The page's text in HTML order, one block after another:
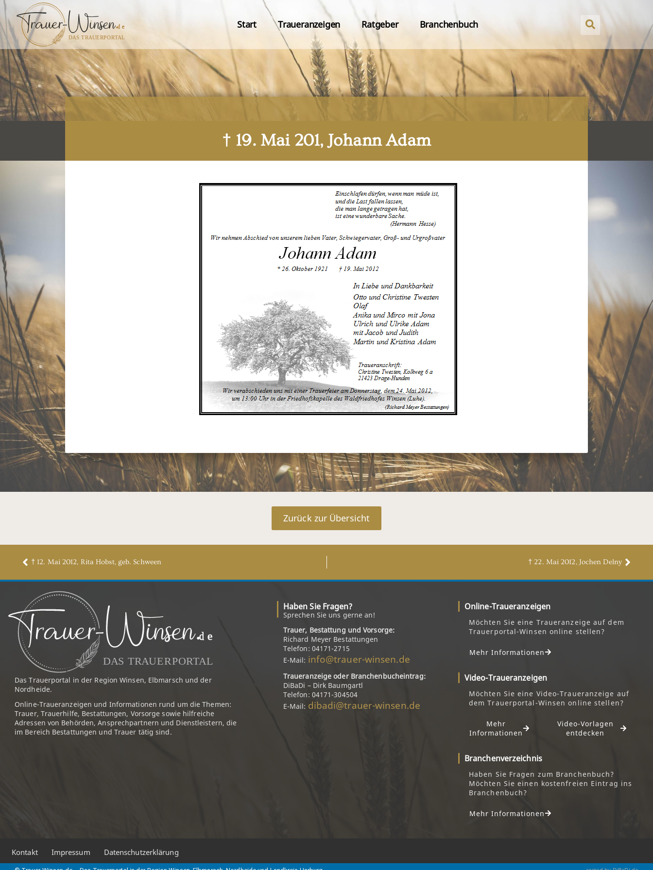
Start Traueranzeigen Ratgeber Branchenbuch
† 19. Mai 201, Johann Adam
Zurück zur Übersicht
† 12. Mai 2012, Rita Hobst, geb. Schween † 22. Mai 2012, Jochen Delny
Das Trauerportal in der Region Winsen, Elbmarsch und der
Nordheide.
Online-Traueranzeigen und Informationen rund um die Themen:
Trauer, Trauerhilfe, Bestattungen, Vorsorge sowie hilfreiche
Adressen von Behörden, Ansprechpartnern und Dienstleistern, die
im Bereich Bestattungen und Trauer tätig sind.
Haben Sie Fragen?
Sprechen Sie uns gerne an!
Trauer, Bestattung und Vorsorge:
Richard Meyer Bestattungen
Telefon: 04171-2715
E-Mail: info@trauer-winsen.de
Traueranzeige oder Branchenbucheintrag:
DiBaDi – Dirk Baumgartl
Telefon: 04171-304504
E-Mail: dibadi@trauer-winsen.de
Online-Traueranzeigen
Möchten Sie eine Traueranzeige auf dem
Trauerportal-Winsen online stellen?
Mehr Informationen
Video-Traueranzeigen
Möchten Sie eine Video-Traueranzeige auf
dem Trauerportal-Winsen online stellen?
Mehr
Informationen
Video-Vorlagen
entdecken
Branchenverzeichnis
Haben Sie Fragen zum Branchenbuch?
Möchten Sie einen kostenfreien Eintrag ins
Branchenbuch?
Mehr Informationen
Kontakt Impressum Datenschutzerklärung